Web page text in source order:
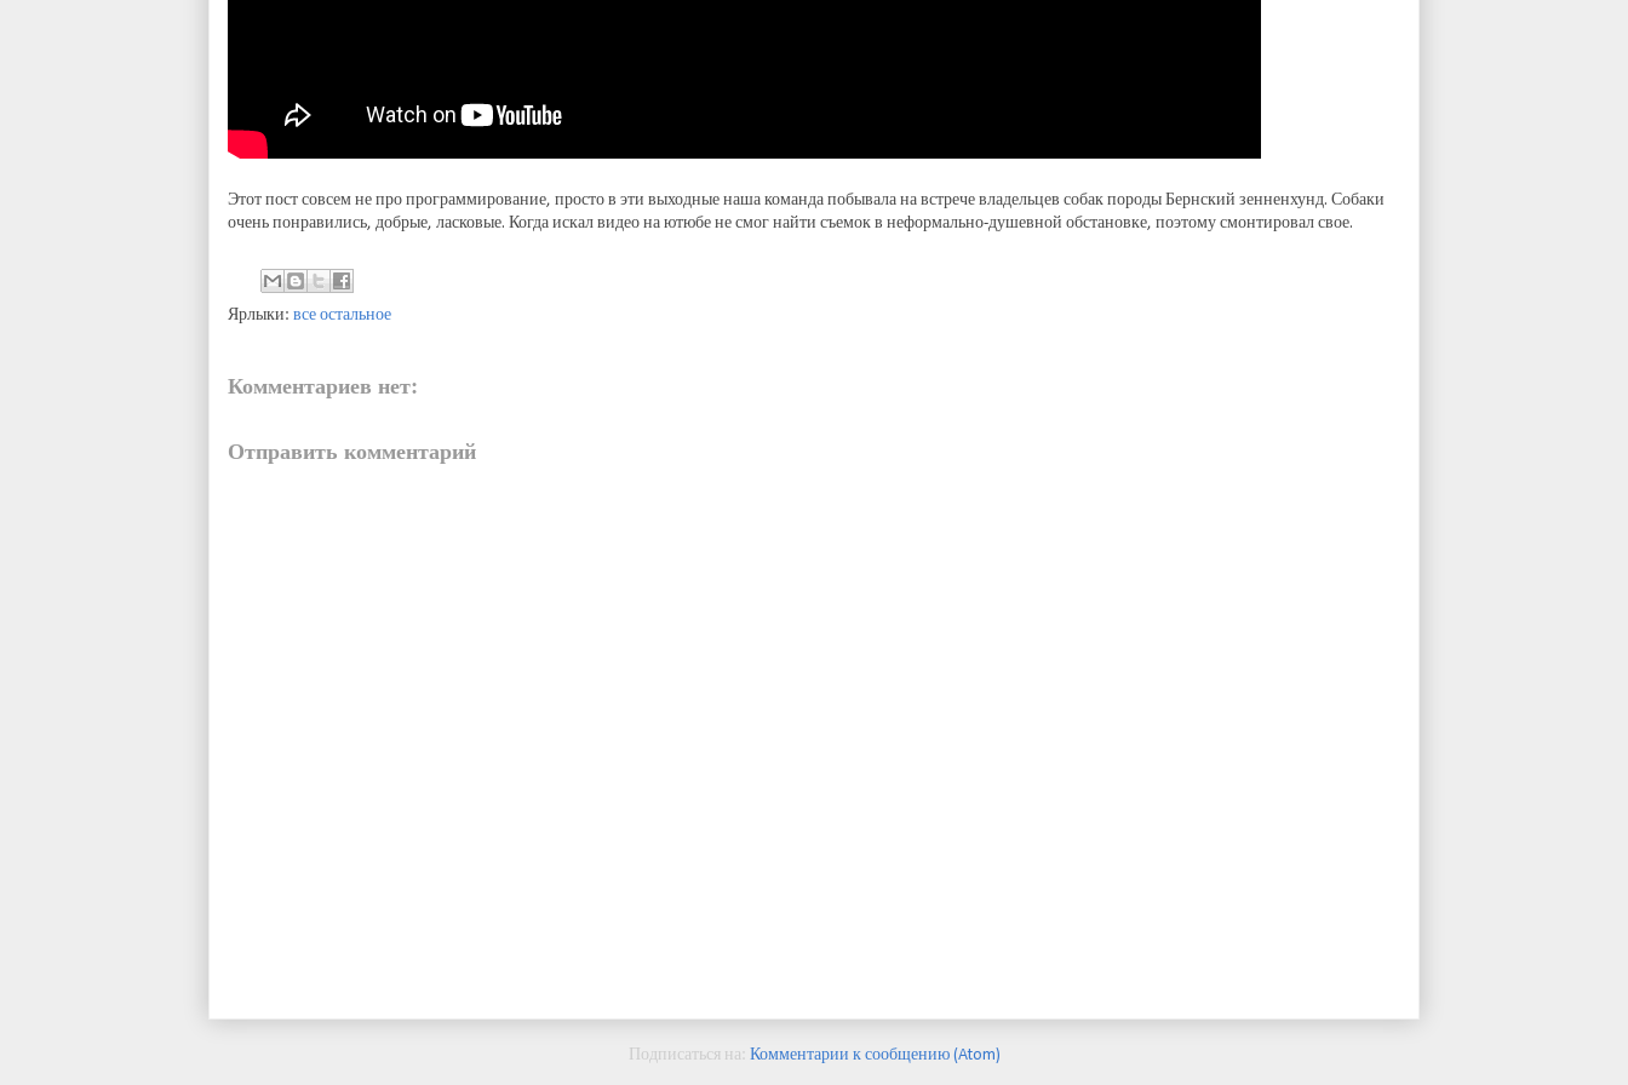
Этот пост совсем не про программирование, просто в эти выходные наша команда побывала на встрече владельцев собак породы Бернский зенненхунд. Собаки
очень понравились, добрые, ласковые. Когда искал видео на ютюбе не смог найти съемок в неформально-душевной обстановке, поэтому смонтировал свое.
Ярлыки: все остальное
Комментариев нет:
Отправить комментарий
Подписаться на: Комментарии к сообщению (Atom)